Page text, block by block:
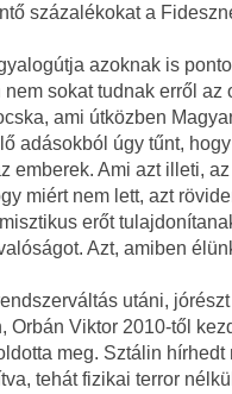
százalékokat a
azoknak is
sokat tudnak erről
ami útközben
adásokból úgy tűnt,
emberek. Ami azt illeti,
miért nem lett, azt
erőt
Azt, amiben
utáni,
Orbán Viktor 2010-től
meg. Sztálin hírhedt
tehát fizikai terror